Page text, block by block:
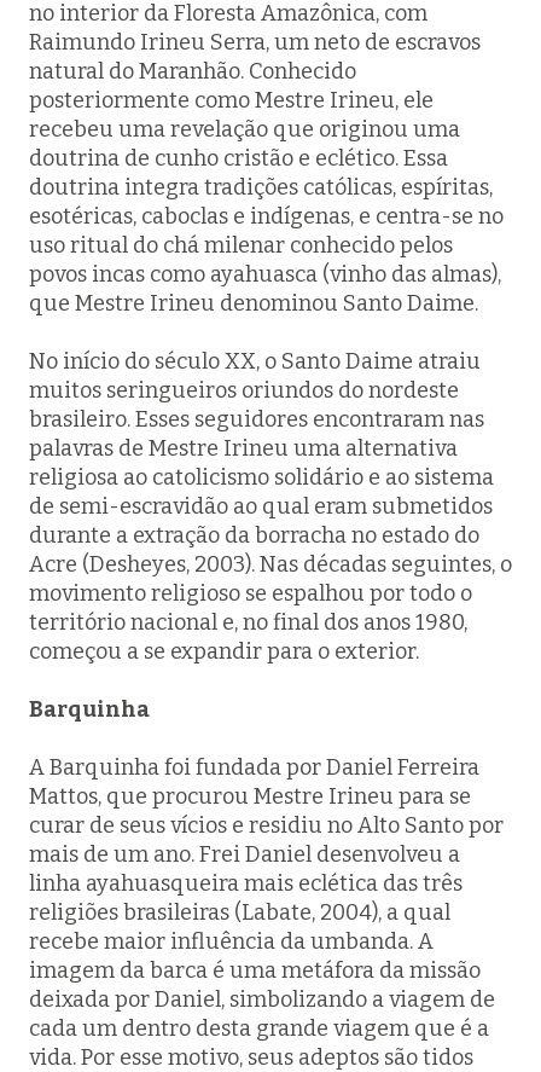
no interior da Floresta Amazônica, com
Raimundo Irineu Serra, um neto de escravos
natural do Maranhão. Conhecido
posteriormente como Mestre Irineu, ele
recebeu uma revelação que originou uma
doutrina de cunho cristão e eclético. Essa
doutrina integra tradições católicas, espíritas,
esotéricas, caboclas e indígenas, e centra-se no
uso ritual do chá milenar conhecido pelos
povos incas como ayahuasca (vinho das almas),
que Mestre Irineu denominou Santo Daime.
No início do século XX, o Santo Daime atraiu
muitos seringueiros oriundos do nordeste
brasileiro. Esses seguidores encontraram nas
palavras de Mestre Irineu uma alternativa
religiosa ao catolicismo solidário e ao sistema
de semi-escravidão ao qual eram submetidos
durante a extração da borracha no estado do
Acre (Desheyes, 2003). Nas décadas seguintes, o
movimento religioso se espalhou por todo o
território nacional e, no final dos anos 1980,
começou a se expandir para o exterior.
Barquinha
A Barquinha foi fundada por Daniel Ferreira
Mattos, que procurou Mestre Irineu para se
curar de seus vícios e residiu no Alto Santo por
mais de um ano. Frei Daniel desenvolveu a
linha ayahuasqueira mais eclética das três
religiões brasileiras (Labate, 2004), a qual
recebe maior influência da umbanda. A
imagem da barca é uma metáfora da missão
deixada por Daniel, simbolizando a viagem de
cada um dentro desta grande viagem que é a
vida. Por esse motivo, seus adeptos são tidos